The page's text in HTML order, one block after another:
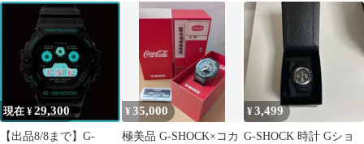
フトポーチ
ジタル 腕時計
ロッグマン #759
現在 ¥29,300
【出品8/8まで】G-
¥35,000
極美品 G-SHOCK×コカ
¥3,499
G-SHOCK 時計 Gショ